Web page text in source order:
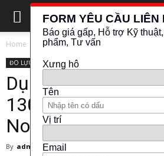
Home ĐO LỰC - MOMEN
ĐO LỰC - MOMEN NORBAR
Dụng cụ siết lực
130103 – Torque
Norbar Việt Nam
By admin - 29 January 2018